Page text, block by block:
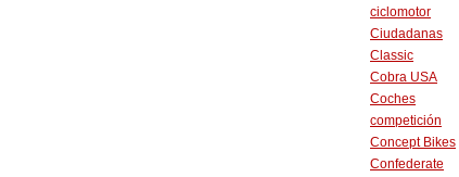
ciclomotor
Ciudadanas
Classic
Cobra USA
Coches
competición
Concept Bikes
Confederate